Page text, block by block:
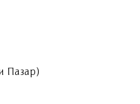
Пазар)